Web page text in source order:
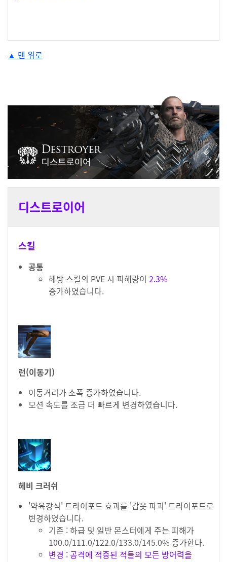
▲ 맨 위로
디스트로이어
스킬
공통
해방 스킬의 PVE 시 피해량이 2.3%
증가하였습니다.
런(이동기)
이동거리가 소폭 증가하였습니다.
모션 속도를 조금 더 빠르게 변경하였습니다.
헤비 크러쉬
'약육강식' 트라이포드 효과를 '갑옷 파괴' 트라이포드로
변경하였습니다.
기존 : 하급 및 일반 몬스터에게 주는 피해가
100.0/111.0/122.0/133.0/145.0% 증가한다.
변경 : 공격에 적중된 적들의 모든 방어력을